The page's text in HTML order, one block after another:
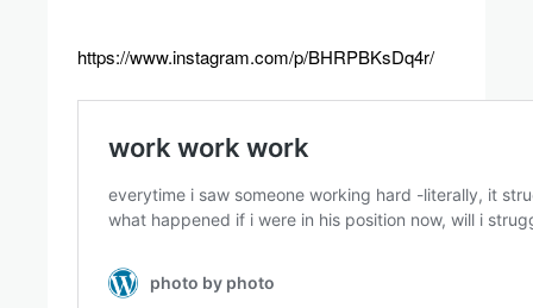
https://www.instagram.com/p/BHRPBKsDq4r/